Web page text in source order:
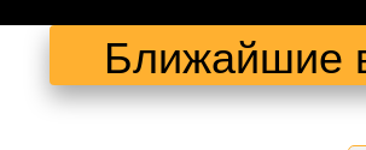
Ближайшие